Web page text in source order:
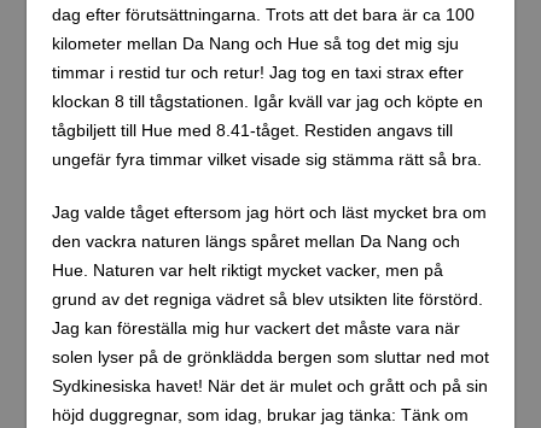
dag efter förutsättningarna. Trots att det bara är ca 100
kilometer mellan Da Nang och Hue så tog det mig sju
timmar i restid tur och retur! Jag tog en taxi strax efter
klockan 8 till tågstationen. Igår kväll var jag och köpte en
tågbiljett till Hue med 8.41-tåget. Restiden angavs till
ungefär fyra timmar vilket visade sig stämma rätt så bra.
Jag valde tåget eftersom jag hört och läst mycket bra om
den vackra naturen längs spåret mellan Da Nang och
Hue. Naturen var helt riktigt mycket vacker, men på
grund av det regniga vädret så blev utsikten lite förstörd.
Jag kan föreställa mig hur vackert det måste vara när
solen lyser på de grönklädda bergen som sluttar ned mot
Sydkinesiska havet! När det är mulet och grått och på sin
höjd duggregnar, som idag, brukar jag tänka: Tänk om